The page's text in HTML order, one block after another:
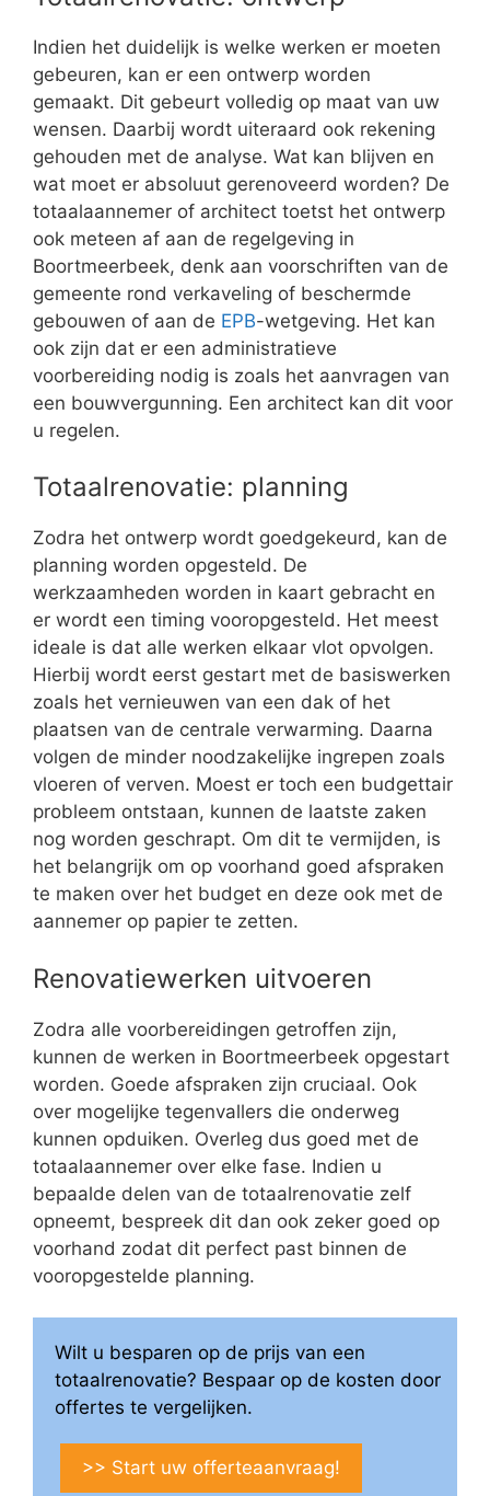
Indien het duidelijk is welke werken er moeten
gebeuren, kan er een ontwerp worden
gemaakt. Dit gebeurt volledig op maat van uw
wensen. Daarbij wordt uiteraard ook rekening
gehouden met de analyse. Wat kan blijven en
wat moet er absoluut gerenoveerd worden? De
totaalaannemer of architect toetst het ontwerp
ook meteen af aan de regelgeving in
Boortmeerbeek, denk aan voorschriften van de
gemeente rond verkaveling of beschermde
gebouwen of aan de EPB-wetgeving. Het kan
ook zijn dat er een administratieve
voorbereiding nodig is zoals het aanvragen van
een bouwvergunning. Een architect kan dit voor
u regelen.
Totaalrenovatie: planning
Zodra het ontwerp wordt goedgekeurd, kan de
planning worden opgesteld. De
werkzaamheden worden in kaart gebracht en
er wordt een timing vooropgesteld. Het meest
ideale is dat alle werken elkaar vlot opvolgen.
Hierbij wordt eerst gestart met de basiswerken
zoals het vernieuwen van een dak of het
plaatsen van de centrale verwarming. Daarna
volgen de minder noodzakelijke ingrepen zoals
vloeren of verven. Moest er toch een budgettair
probleem ontstaan, kunnen de laatste zaken
nog worden geschrapt. Om dit te vermijden, is
het belangrijk om op voorhand goed afspraken
te maken over het budget en deze ook met de
aannemer op papier te zetten.
Renovatiewerken uitvoeren
Zodra alle voorbereidingen getroffen zijn,
kunnen de werken in Boortmeerbeek opgestart
worden. Goede afspraken zijn cruciaal. Ook
over mogelijke tegenvallers die onderweg
kunnen opduiken. Overleg dus goed met de
totaalaannemer over elke fase. Indien u
bepaalde delen van de totaalrenovatie zelf
opneemt, bespreek dit dan ook zeker goed op
voorhand zodat dit perfect past binnen de
vooropgestelde planning.
Wilt u besparen op de prijs van een
totaalrenovatie? Bespaar op de kosten door
offertes te vergelijken.
>> Start uw offerteaanvraag!